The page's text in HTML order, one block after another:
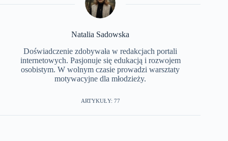
Natalia Sadowska
Doświadczenie zdobywała w redakcjach portali
internetowych. Pasjonuje się edukacją i rozwojem
osobistym. W wolnym czasie prowadzi warsztaty
motywacyjne dla młodzieży.
ARTYKUŁY: 77